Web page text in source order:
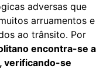
adversas que
arruamentos e
ao trânsito. Por
encontra-se a
verificando-se